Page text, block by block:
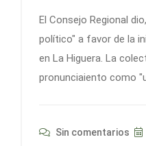
El Consejo Regional
político" a favor de la
en La Higuera. La
pronunciaiento como
Sin comentarios